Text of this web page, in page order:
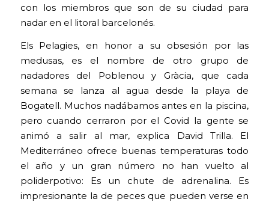
con los miembros que son de su ciudad para
nadar en el litoral barcelonés.
Els Pelagies, en honor a su obsesión por las
medusas, es el nombre de otro grupo de
nadadores del Poblenou y Gràcia, que cada
semana se lanza al agua desde la playa de
Bogatell. Muchos nadábamos antes en la piscina,
pero cuando cerraron por el Covid la gente se
animó a salir al mar, explica David Trilla. El
Mediterráneo ofrece buenas temperaturas todo
el año y un gran número no han vuelto al
poliderpotivo: Es un chute de adrenalina. Es
impresionante la de peces que pueden verse en